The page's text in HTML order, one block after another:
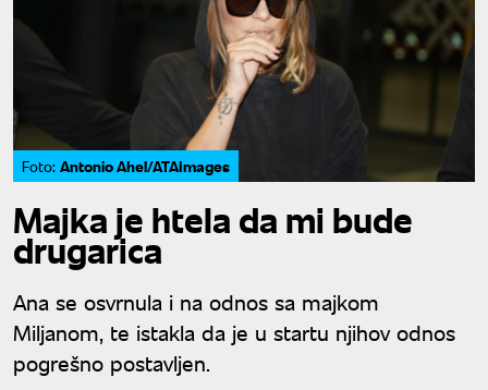
Foto: Antonio Ahel/ATAImages
Majka je htela da mi bude
drugarica
Ana se osvrnula i na odnos sa majkom
Miljanom, te istakla da je u startu njihov odnos
pogrešno postavljen.